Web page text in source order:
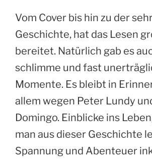
Vom Cover bis hin zu der
Geschichte, hat das Lesen
bereitet. Natürlich gab es
schlimme und fast
Momente. Es bleibt in
allem wegen Peter Lundy
Domingo. Einblicke ins
man aus dieser Geschichte
Spannung und Abenteuer